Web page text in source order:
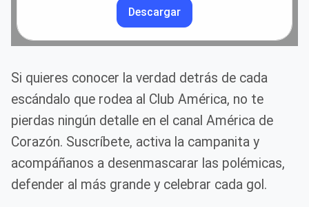
Descargar
Si quieres conocer la verdad detrás de cada
escándalo que rodea al Club América, no te
pierdas ningún detalle en el canal América de
Corazón. Suscríbete, activa la campanita y
acompáñanos a desenmascarar las polémicas,
defender al más grande y celebrar cada gol.